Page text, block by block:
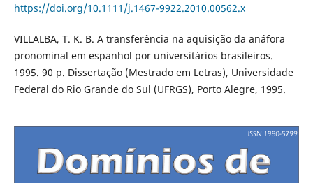
https://doi.org/10.1111/j.1467-9922.2010.00562.x
VILLALBA, T. K. B. A transferência na aquisição da anáfora
pronominal em espanhol por universitários brasileiros.
1995. 90 p. Dissertação (Mestrado em Letras), Universidade
Federal do Rio Grande do Sul (UFRGS), Porto Alegre, 1995.